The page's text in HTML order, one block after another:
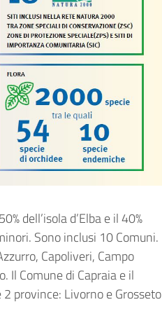
dell’isola d’Elba e il 40%
Sono inclusi 10 Comuni.
Capoliveri, Campo
Il Comune di Capraia e il
province: Livorno e Grosseto